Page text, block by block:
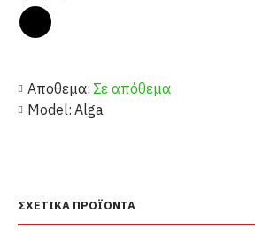
Αποθεμα: Σε απόθεμα
Model: Alga
ΣΧΕΤΙΚΆ ΠΡΟΪΌΝΤΑ